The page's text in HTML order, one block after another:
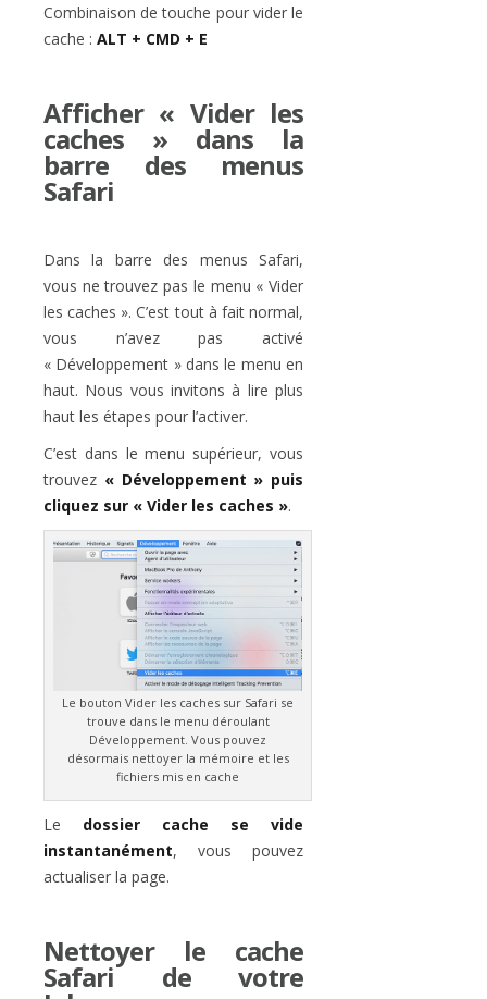
Combinaison de touche pour vider le
cache : ALT + CMD + E
Afficher « Vider les
caches » dans la
barre des menus
Safari
Dans la barre des menus Safari,
vous ne trouvez pas le menu « Vider
les caches ». C’est tout à fait normal,
vous n’avez pas activé
« Développement » dans le menu en
haut. Nous vous invitons à lire plus
haut les étapes pour l’activer.
C’est dans le menu supérieur, vous
trouvez « Développement » puis
cliquez sur « Vider les caches ».
Le bouton Vider les caches sur Safari se
trouve dans le menu déroulant
Développement. Vous pouvez
désormais nettoyer la mémoire et les
fichiers mis en cache
Le dossier cache se vide
instantanément, vous pouvez
actualiser la page.
Nettoyer le cache
Safari de votre